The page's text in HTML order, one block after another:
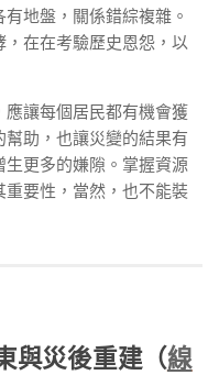
地盤，關係錯綜複雜。
在在考驗歷史恩怨，以
讓每個居民都有機會獲
助，也讓災變的結果有
更多的嫌隙。掌握資源
要性，當然，也不能裝
與災後重建（線